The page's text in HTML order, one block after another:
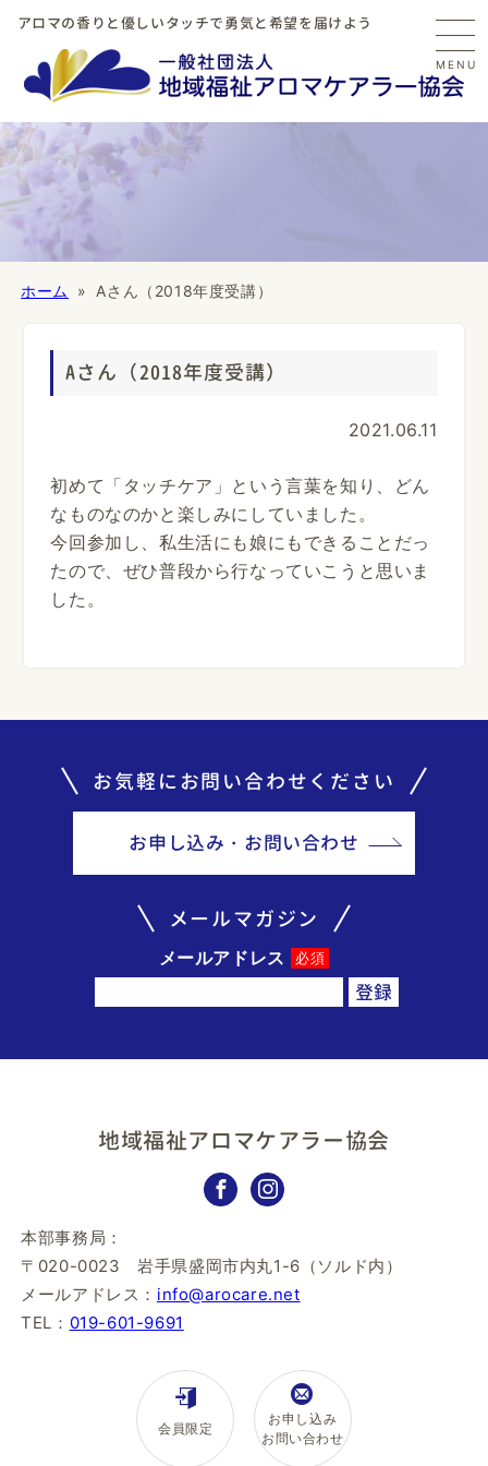
アロマの香りと優しいタッチで勇気と希望を届けよう
MENU
ホーム Aさん（2018年度受講）
Aさん（2018年度受講）
2021.06.11
初めて「タッチケア」という言葉を知り、どん
なものなのかと楽しみにしていました。
今回参加し、私生活にも娘にもできることだっ
たので、ぜひ普段から行なっていこうと思いま
した。
お気軽にお問い合わせください
お申し込み・お問い合わせ
メールマガジン
メールアドレス 必須
地域福祉アロマケアラー協会
本部事務局：
〒020-0023 岩手県盛岡市内丸1-6（ソルド内）
メールアドレス： info@arocare.net
TEL： 019-601-9691
会員限定
お申し込み
お問い合わせ